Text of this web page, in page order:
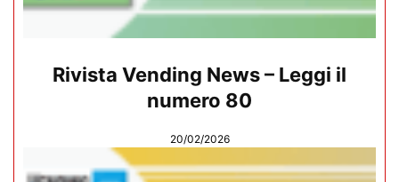
Rivista Vending News – Leggi il
numero 80
20/02/2026